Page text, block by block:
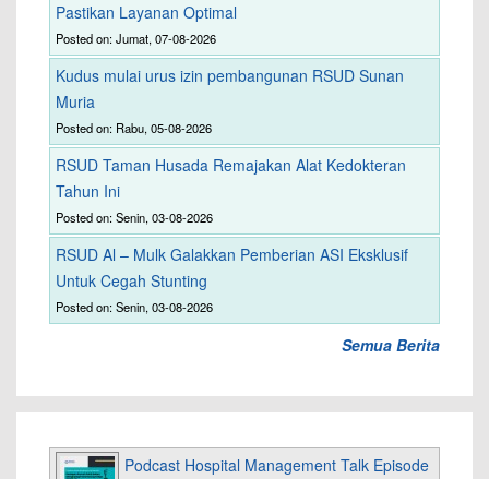
Pastikan Layanan Optimal
Posted on: Jumat, 07-08-2026
Kudus mulai urus izin pembangunan RSUD Sunan
Muria
Posted on: Rabu, 05-08-2026
RSUD Taman Husada Remajakan Alat Kedokteran
Tahun Ini
Posted on: Senin, 03-08-2026
RSUD Al – Mulk Galakkan Pemberian ASI Eksklusif
Untuk Cegah Stunting
Posted on: Senin, 03-08-2026
Semua Berita
Podcast Hospital Management Talk Episode